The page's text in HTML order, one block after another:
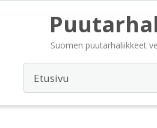
Suomen puutarhaliikkeet